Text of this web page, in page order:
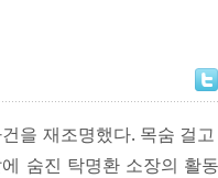
을 재조명했다. 목숨 걸
숨진 탁명환 소장의 활